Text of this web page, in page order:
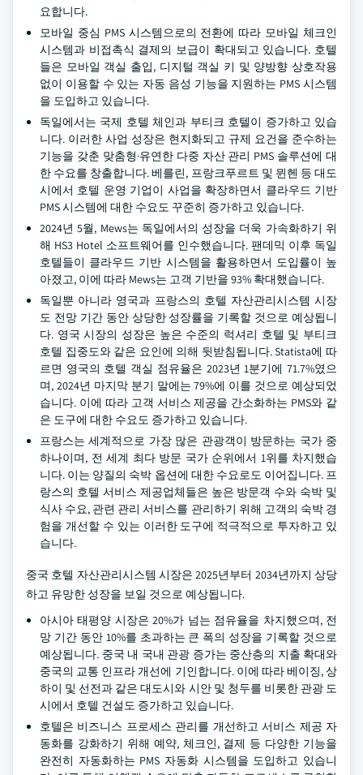
요합니다.
모바일 중심 PMS 시스템으로의 전환에 따라 모바일 체크인
시스템과 비접촉식 결제의 보급이 확대되고 있습니다. 호텔
들은 모바일 객실 출입, 디지털 객실 키 및 양방향 상호작용
없이 이용할 수 있는 자동 음성 기능을 지원하는 PMS 시스템
을 도입하고 있습니다.
독일에서는 국제 호텔 체인과 부티크 호텔이 증가하고 있습
니다. 이러한 사업 성장은 현지화되고 규제 요건을 준수하는
기능을 갖춘 맞춤형·유연한 다중 자산 관리 PMS 솔루션에 대
한 수요를 창출합니다. 베를린, 프랑크푸르트 및 뮌헨 등 대도
시에서 호텔 운영 기업이 사업을 확장하면서 클라우드 기반
PMS 시스템에 대한 수요도 꾸준히 증가하고 있습니다.
2024년 5월, Mews는 독일에서의 성장을 더욱 가속화하기 위
해 HS3 Hotel 소프트웨어를 인수했습니다. 팬데믹 이후 독일
호텔들이 클라우드 기반 시스템을 활용하면서 도입률이 높
아졌고, 이에 따라 Mews는 고객 기반을 93% 확대했습니다.
독일뿐 아니라 영국과 프랑스의 호텔 자산관리시스템 시장
도 전망 기간 동안 상당한 성장률을 기록할 것으로 예상됩니
다. 영국 시장의 성장은 높은 수준의 럭셔리 호텔 및 부티크
호텔 집중도와 같은 요인에 의해 뒷받침됩니다. Statista에 따
르면 영국의 호텔 객실 점유율은 2023년 1분기에 71.7%였으
며, 2024년 마지막 분기 말에는 79%에 이를 것으로 예상되었
습니다. 이에 따라 고객 서비스 제공을 간소화하는 PMS와 같
은 도구에 대한 수요도 증가하고 있습니다.
프랑스는 세계적으로 가장 많은 관광객이 방문하는 국가 중
하나이며, 전 세계 최다 방문 국가 순위에서 1위를 차지했습
니다. 이는 양질의 숙박 옵션에 대한 수요로도 이어집니다. 프
랑스의 호텔 서비스 제공업체들은 높은 방문객 수와 숙박 및
식사 수요, 관련 관리 서비스를 관리하기 위해 고객의 숙박 경
험을 개선할 수 있는 이러한 도구에 적극적으로 투자하고 있
습니다.
중국 호텔 자산관리시스템 시장은 2025년부터 2034년까지 상당
하고 유망한 성장을 보일 것으로 예상됩니다.
아시아 태평양 시장은 20%가 넘는 점유율을 차지했으며, 전
망 기간 동안 10%를 초과하는 큰 폭의 성장을 기록할 것으로
예상됩니다. 중국 내 국내 관광 증가는 중산층의 지출 확대와
중국의 교통 인프라 개선에 기인합니다. 이에 따라 베이징, 상
하이 및 선전과 같은 대도시와 시안 및 청두를 비롯한 관광 도
시에서 호텔 건설도 증가하고 있습니다.
호텔은 비즈니스 프로세스 관리를 개선하고 서비스 제공 자
동화를 강화하기 위해 예약, 체크인, 결제 등 다양한 기능을
완전히 자동화하는 PMS 자동화 시스템을 도입하고 있습니